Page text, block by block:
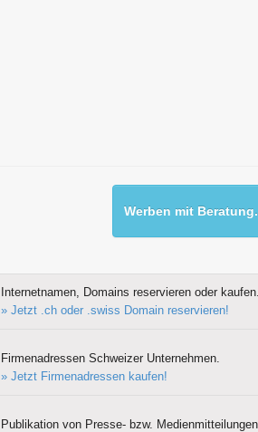
Werben mit
Internetnamen, Domains reservieren oder kaufen.
» Jetzt .ch oder .swiss Domain reservieren!
Firmenadressen Schweizer Unternehmen.
» Jetzt Firmenadressen kaufen!
Publikation von Presse- bzw. Medienmitteilungen.